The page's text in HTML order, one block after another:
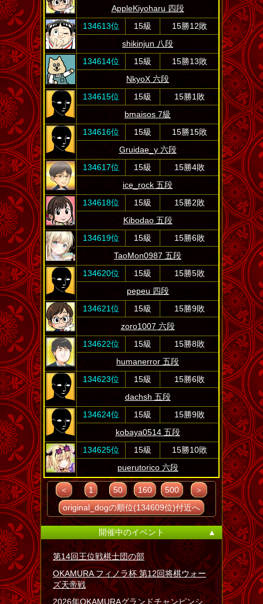
AppleKiyoharu 四段
134613位
15級
15勝12敗
shikinjun 八段
134614位
15級
15勝13敗
NkyoX 六段
134615位
15級
15勝1敗
bmaisos 7級
134616位
15級
15勝15敗
Gruidae_y 六段
134617位
15級
15勝4敗
ice_rock 五段
134618位
15級
15勝2敗
Kibodao 五段
134619位
15級
15勝6敗
TaoMon0987 五段
134620位
15級
15勝5敗
pepeu 四段
134621位
15級
15勝9敗
zoro1007 六段
134622位
15級
15勝8敗
humanerror 五段
134623位
15級
15勝6敗
dachsh 五段
134624位
15級
15勝9敗
kobaya0514 五段
134625位
15級
15勝10敗
puerutorico 六段
＜ 1 50 160 500
＞
original_dogの順位(134609位)付近へ
開催中のイベント ▲
第14回王位戦棋士団の部
OKAMURA フィノラ杯 第12回将棋ウォー
ズ天帝戦
2026年OKAMURAグランドチャンピンシ